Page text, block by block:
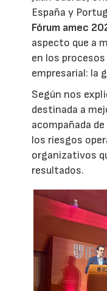
España y
Fórum amec
aspecto que a
en los
empresarial: la
Según nos
destinada a
acompañada
los riesgos
organizativos
resultados.